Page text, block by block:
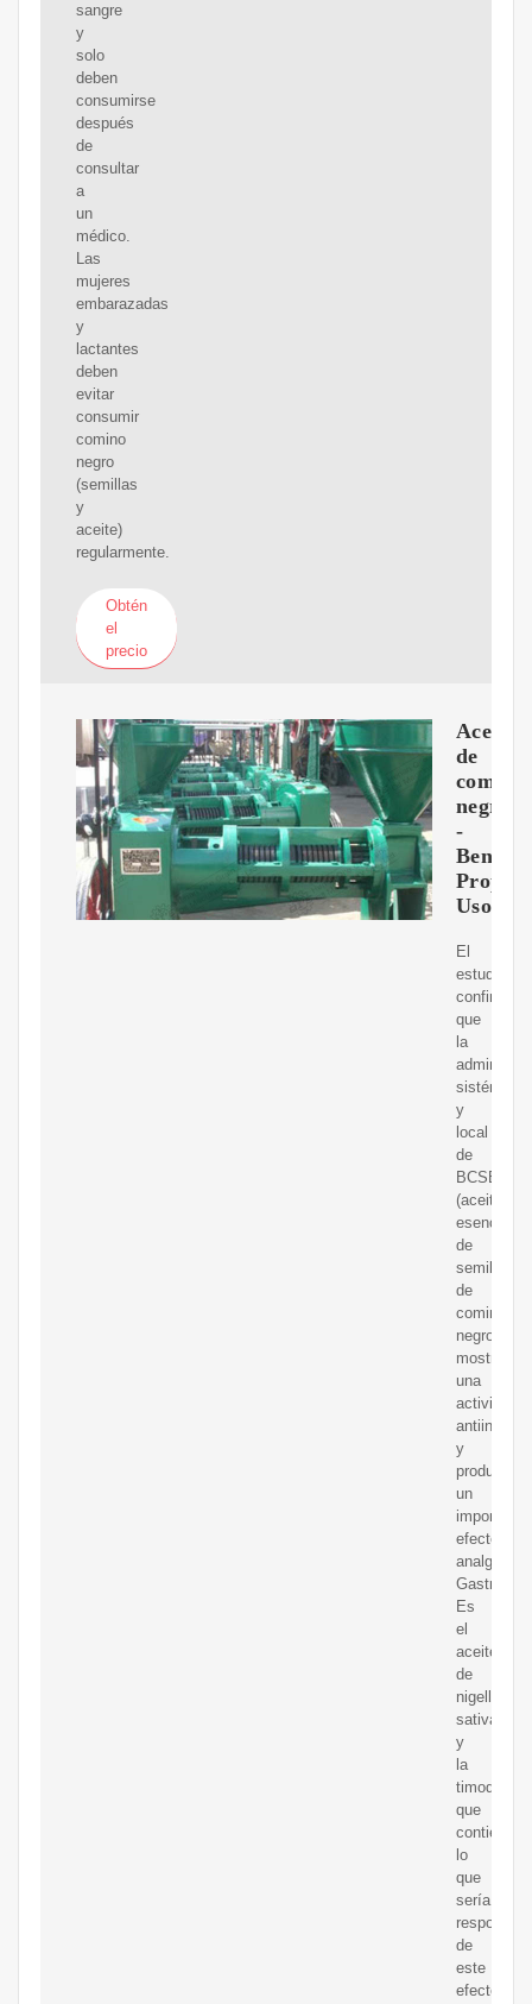
sangre
y
solo
deben
consumirse
después
de
consultar
a
un
médico.
Las
mujeres
embarazadas
y
lactantes
deben
evitar
consumir
comino
negro
(semillas
y
aceite)
regularmente.
Obtén
el
precio
Aceite
de
comino
negro
-
Uso,
El
estudio
confirmó
que
la
sistémica
y
local
de
BCSEO
(aceite
esencial
de
semilla
de
comino
negro)
mostraba
una
actividad
y
producía
un
importante
efecto
Es
el
aceite
de
nigella
sativa
y
la
que
contiene
lo
que
sería
de
este
efecto